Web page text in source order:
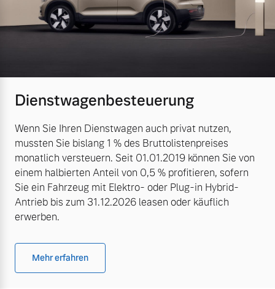
Dienstwagenbesteuerung
Wenn Sie Ihren Dienstwagen auch privat nutzen,
mussten Sie bislang 1 % des Bruttolistenpreises
monatlich versteuern. Seit 01.01.2019 können Sie von
einem halbierten Anteil von 0,5 % profitieren, sofern
Sie ein Fahrzeug mit Elektro- oder Plug-in Hybrid-
Antrieb bis zum 31.12.2026 leasen oder käuflich
erwerben.
Mehr erfahren